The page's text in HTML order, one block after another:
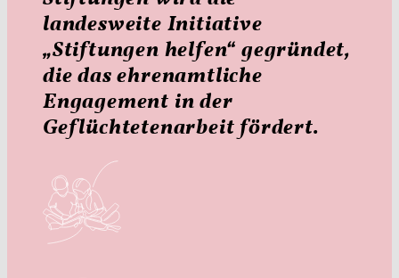
landesweite Initiative
„Stiftungen helfen“ gegründet,
die das ehrenamtliche
Engagement in der
Geflüchtetenarbeit fördert.